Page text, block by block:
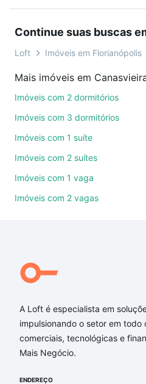
Florianópolis, SC para
é grátis, sem compromisso
mais de 46 mil corretores e
Como escolher um imóvel?
Use barra de busca no
também pode usar os
quartos, suítes, com ou
combinar perfeitamente
festas ou área verde e
Florianópolis, SC?
Imóveis à venda em
que custam a partir de R$
de financiamento
adequar ao seu orçamento.
Continue suas buscas
Loft Imóveis em Florianópolis
Mais imóveis em
Imóveis com 2 dormitórios
Imóveis com 3 dormitórios
Imóveis com 1 suíte
Imóveis com 2 suítes
Imóveis com 1 vaga
Imóveis com 2 vagas
A Loft é especialista em
impulsionando o setor em todo
comerciais, tecnológicas e
Mais Negócio.
ENDEREÇO